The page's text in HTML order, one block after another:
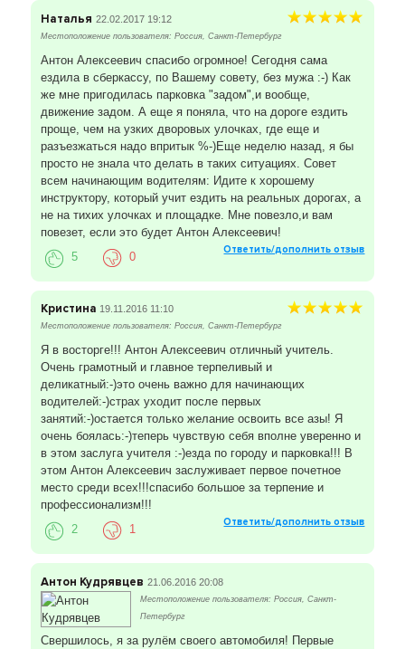
Наталья 22.02.2017 19:12
Местоположение пользователя: Россия, Санкт-Петербург
Антон Алексеевич спасибо огромное! Сегодня сама
ездила в сберкассу, по Вашему совету, без мужа :-) Как
же мне пригодилась парковка "задом",и вообще,
движение задом. А еще я поняла, что на дороге ездить
проще, чем на узких дворовых улочках, где еще и
разъезжаться надо впритык %-)Еще неделю назад, я бы
просто не знала что делать в таких ситуациях. Совет
всем начинающим водителям: Идите к хорошему
инструктору, который учит ездить на реальных дорогах, а
не на тихих улочках и площадке. Мне повезло,и вам
повезет, если это будет Антон Алексеевич!
Ответить/дополнить отзыв
5 0
Кристина 19.11.2016 11:10
Местоположение пользователя: Россия, Санкт-Петербург
Я в восторге!!! Антон Алексеевич отличный учитель.
Очень грамотный и главное терпеливый и
деликатный:-)это очень важно для начинающих
водителей:-)страх уходит после первых
занятий:-)остается только желание освоить все азы! Я
очень боялась:-)теперь чувствую себя вполне уверенно и
в этом заслуга учителя :-)езда по городу и парковка!!! В
этом Антон Алексеевич заслуживает первое почетное
место среди всех!!!спасибо большое за терпение и
профессионализм!!!
Ответить/дополнить отзыв
2 1
Антон Кудрявцев 21.06.2016 20:08
Местоположение пользователя: Россия, Санкт-
Петербург
Свершилось, я за рулём своего автомобиля! Первые